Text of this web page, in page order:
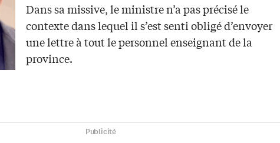
Dans sa missive, le ministre n’a pas précisé le
contexte dans lequel il s’est senti obligé d’envoyer
une lettre à tout le personnel enseignant de la
province.
Publicité